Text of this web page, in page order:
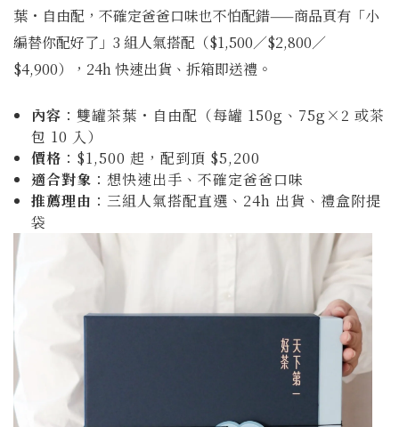
葉・自由配，不確定爸爸口味也不怕配錯——商品頁有「小
編替你配好了」3 組人氣搭配（$1,500／$2,800／
$4,900），24h 快速出貨、拆箱即送禮。
內容 ：雙罐茶葉・自由配（每罐 150g、75g×2 或茶
包 10 入）
價格 ：$1,500 起，配到頂 $5,200
適合對象 ：想快速出手、不確定爸爸口味
推薦理由 ：三組人氣搭配直選、24h 出貨、禮盒附提
袋